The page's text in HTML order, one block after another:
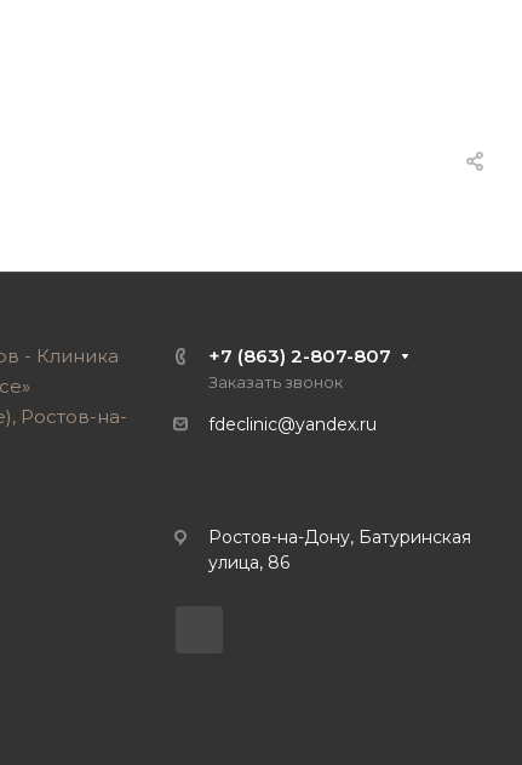
+7 (863) 2-807-807
Заказать звонок
fdeclinic@yandex.ru
Ростов-на-Дону, Батуринская
улица, 86